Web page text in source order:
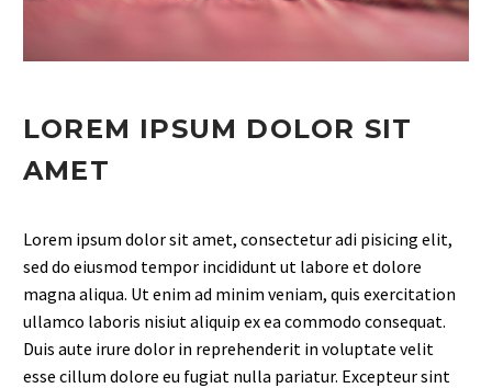
LOREM IPSUM DOLOR SIT
AMET
Lorem ipsum dolor sit amet, consectetur adi pisicing elit,
sed do eiusmod tempor incididunt ut labore et dolore
magna aliqua. Ut enim ad minim veniam, quis exercitation
ullamco laboris nisiut aliquip ex ea commodo consequat.
Duis aute irure dolor in reprehenderit in voluptate velit
esse cillum dolore eu fugiat nulla pariatur. Excepteur sint